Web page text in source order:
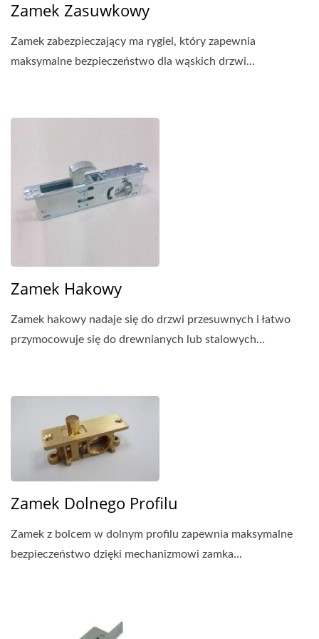
Zamek Zasuwkowy
Zamek zabezpieczający ma rygiel, który zapewnia
maksymalne bezpieczeństwo dla wąskich drzwi...
Zamek Hakowy
Zamek hakowy nadaje się do drzwi przesuwnych i łatwo
przymocowuje się do drewnianych lub stalowych...
Zamek Dolnego Profilu
Zamek z bolcem w dolnym profilu zapewnia maksymalne
bezpieczeństwo dzięki mechanizmowi zamka...